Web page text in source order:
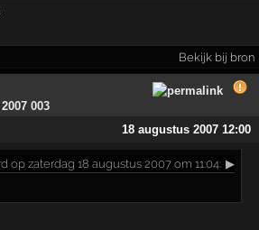
Bekijk bij bron
003
18 augustus 2007 12:00
op zaterdag 18 augustus 2007 om 11:04: ▶